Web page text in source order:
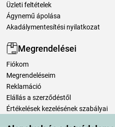
Üzleti feltételek
Ágynemű ápolása
Akadálymentesítési nyilatkozat
Megrendelései
Fiókom
Megrendeléseim
Reklamáció
Elállás a szerződéstől
Értékelések kezelésének szabályai